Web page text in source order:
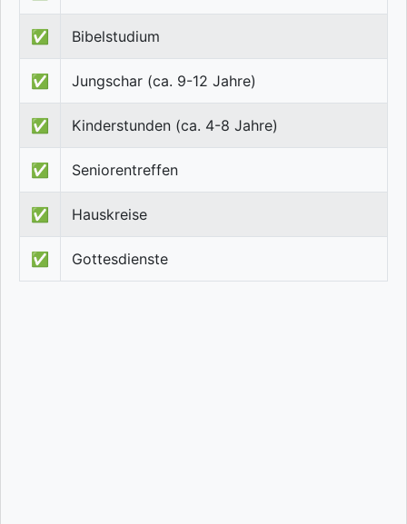
✅ Bibelstudium
✅ Jungschar (ca. 9-12 Jahre)
✅ Kinderstunden (ca. 4-8 Jahre)
✅ Seniorentreffen
✅ Hauskreise
✅ Gottesdienste